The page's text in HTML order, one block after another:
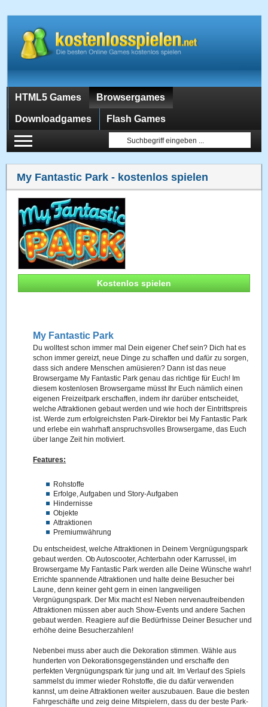
HTML5 Games Browsergames
Downloadgames Flash Games
My Fantastic Park - kostenlos spielen
Kostenlos spielen
My Fantastic Park
Du wolltest schon immer mal Dein eigener Chef sein? Dich hat es
schon immer gereizt, neue Dinge zu schaffen und dafür zu sorgen,
dass sich andere Menschen amüsieren? Dann ist das neue
Browsergame My Fantastic Park genau das richtige für Euch! Im
diesem kostenlosen Browsergame müsst Ihr Euch nämlich einen
eigenen Freizeitpark erschaffen, indem ihr darüber entscheidet,
welche Attraktionen gebaut werden und wie hoch der Eintrittspreis
ist. Werde zum erfolgreichsten Park-Direktor bei My Fantastic Park
und erlebe ein wahrhaft anspruchsvolles Browsergame, das Euch
über lange Zeit hin motiviert.
Features:
Rohstoffe
Erfolge, Aufgaben und Story-Aufgaben
Hindernisse
Objekte
Attraktionen
Premiumwährung
Du entscheidest, welche Attraktionen in Deinem Vergnügungspark
gebaut werden. Ob Autoscooter, Achterbahn oder Karrussel, im
Browsergame My Fantastic Park werden alle Deine Wünsche wahr!
Errichte spannende Attraktionen und halte deine Besucher bei
Laune, denn keiner geht gern in einen langweiligen
Vergnügungspark. Der Mix macht es! Neben nervenaufreibenden
Attraktionen müssen aber auch Show-Events und andere Sachen
gebaut werden. Reagiere auf die Bedürfnisse Deiner Besucher und
erhöhe deine Besucherzahlen!
Nebenbei muss aber auch die Dekoration stimmen. Wähle aus
hunderten von Dekorationsgegenständen und erschaffe den
perfekten Vergnügungspark für jung und alt. Im Verlauf des Spiels
sammelst du immer wieder Rohstoffe, die du dafür verwenden
kannst, um deine Attraktionen weiter auszubauen. Baue die besten
Fahrgeschäfte und zeig deine Mitspielern, dass du der beste Park-